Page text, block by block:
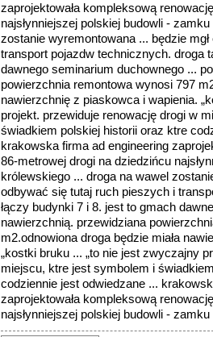
zaprojektowała kompleksową
najsłynniejszej polskiej budowli -
zostanie wyremontowana ... będzie
transport pojazdw technicznych. droga
dawnego seminarium duchownego ...
powierzchnia remontowa wynosi 797
nawierzchnię z piaskowca i wapienia.
projekt. przewiduje renowację drogi w
świadkiem polskiej historii oraz ktre
krakowska firma ad engineering
86-metrowej drogi na dziedzińcu
królewskiego ... droga na wawel
odbywać się tutaj ruch pieszych i
łączy budynki 7 i 8. jest to gmach
nawierzchnią. przewidziana
m2.odnowiona droga będzie miała
„kostki bruku ... „to nie jest zwyczajny
miejscu, ktre jest symbolem i
codziennie jest odwiedzane ...
zaprojektowała kompleksową
najsłynniejszej polskiej budowli -